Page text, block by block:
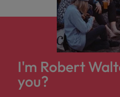
I'm Robert
you?